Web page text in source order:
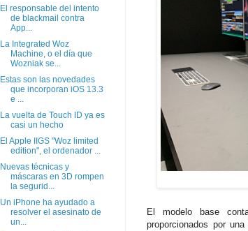
El modelo base
proporcionados por una
El responsable del intento
de blackmail contra
App...
La Integrated Woz
Machine, o el día que
Wozniak se...
Estas son las novedades
que incorporan iOS 13.3
e ...
La vuelta de Touch ID ya es
casi un hecho
El Apple IIGS "Woz limited
edition", el ordenador ...
Nuevas técnicas y
máscaras en 3D rompen
la segurid...
Un iPhone ha ayudado a
resolver el asesinato de
un...